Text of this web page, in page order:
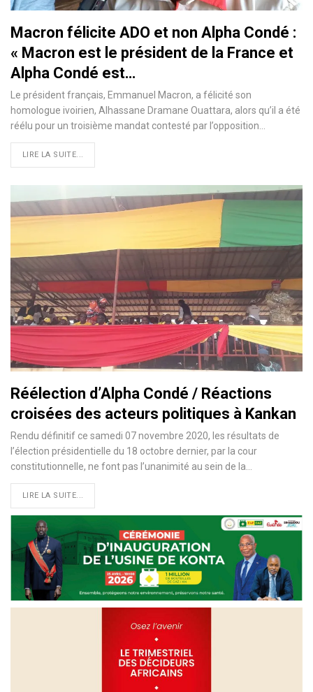
Macron félicite ADO et non Alpha Condé :
« Macron est le président de la France et
Alpha Condé est…
Le président français, Emmanuel Macron, a félicité son
homologue ivoirien, Alhassane Dramane Ouattara, alors qu’il a été
réélu pour un troisième mandat contesté par l’opposition
LIRE LA SUITE...
Réélection d’Alpha Condé / Réactions
croisées des acteurs politiques à Kankan
Rendu définitif ce samedi 07 novembre 2020, les résultats de
l’élection présidentielle du 18 octobre dernier, par la cour
constitutionnelle, ne font pas l’unanimité au sein de la…
LIRE LA SUITE...